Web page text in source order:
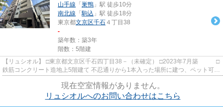
山手線 「 巣鴨 」駅 徒歩10分
南北線 「駒込 」駅 徒歩18分
東京都文京区千石 ４丁目38
-
築年数：築3年
階数：5階建
【リュシオル】 □東京都文京区千石四丁目38－（未確定） □2023年7月築 □
鉄筋コンクリート造地上5階建て 不忍通りから1本入った場所に建つ、ペット可賃
現在空室情報がありません。
リュシオルへのお問い合わせはこちら